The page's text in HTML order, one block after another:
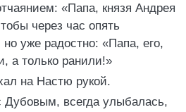
«Папа, князя Андрея
через час опять
но уже радостно: «Папа, его,
а только ранили!»
на Настю рукой.
Дубовым, всегда улыбалась,